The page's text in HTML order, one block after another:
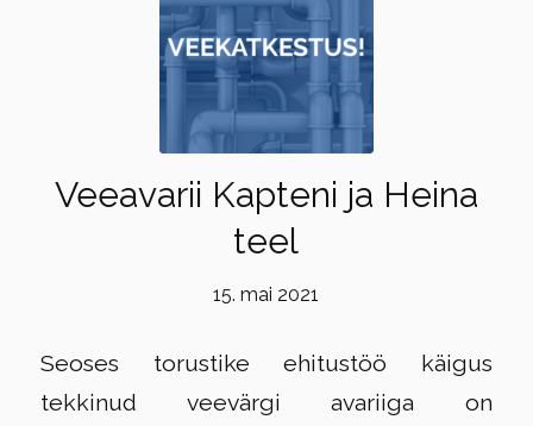
Veeavarii Kapteni ja Heina
teel
15. mai 2021
Seoses torustike ehitustöö käigus
tekkinud veevärgi avariiga on